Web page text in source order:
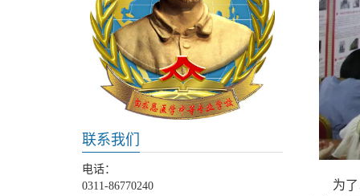
为
联系我们
电话：
0311-86770240